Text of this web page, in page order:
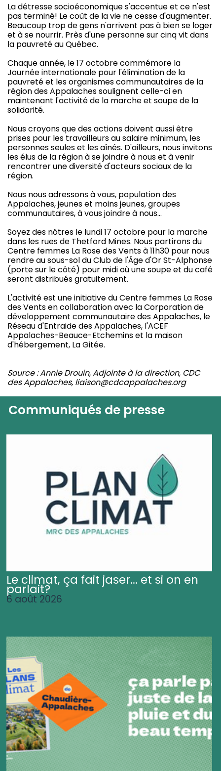
La détresse socioéconomique s'accentue et ce n'est
pas terminé! Le coût de la vie ne cesse d'augmenter.
Beaucoup trop de gens n'arrivent pas à bien se loger
et à se nourrir. Près d'une personne sur cinq vit dans
la pauvreté au Québec.
Chaque année, le 17 octobre commémore la
Journée internationale pour l'élimination de la
pauvreté et les organismes communautaires de la
région des Appalaches soulignent celle-ci en
maintenant l'activité de la marche et soupe de la
solidarité.
Nous croyons que des actions doivent aussi être
prises pour les travailleurs au salaire minimum, les
personnes seules et les aînés. D'ailleurs, nous invitons
les élus de la région à se joindre à nous et à venir
rencontrer une diversité d'acteurs sociaux de la
région.
Nous nous adressons à vous, population des
Appalaches, jeunes et moins jeunes, groupes
communautaires, à vous joindre à nous...
Soyez des nôtres le lundi 17 octobre pour la marche
dans les rues de Thetford Mines. Nous partirons du
Centre femmes La Rose des Vents à 11h30 pour nous
rendre au sous-sol du Club de l'Âge d'Or St-Alphonse
(porte sur le côté) pour midi où une soupe et du café
seront distribués gratuitement.
L'activité est une initiative du Centre femmes La Rose
des Vents en collaboration avec la Corporation de
développement communautaire des Appalaches, le
Réseau d'Entraide des Appalaches, l'ACEF
Appalaches-Beauce-Etchemins et la maison
d'hébergement, La Gitée.
Source : Annie Drouin, Adjointe à la direction, CDC
des Appalaches, liaison@cdcappalaches.org
Communiqués de presse
Le climat, ça fait jaser... et si on en
parlait?
6 août 2026